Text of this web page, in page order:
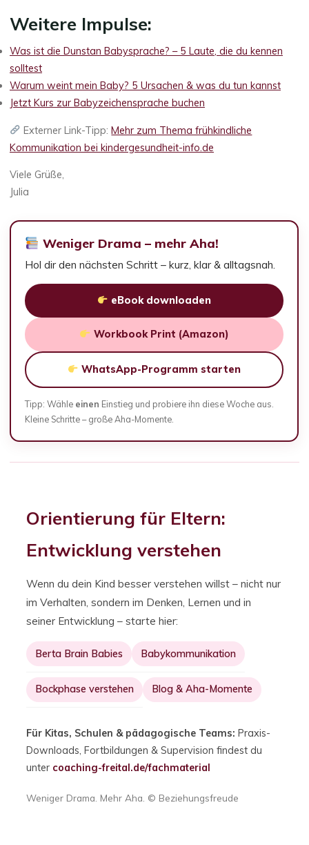
Weitere Impulse:
Was ist die Dunstan Babysprache? – 5 Laute, die du kennen
solltest
Warum weint mein Baby? 5 Ursachen & was du tun kannst
Jetzt Kurs zur Babyzeichensprache buchen
Externer Link-Tipp:Mehr zum Thema frühkindliche
Kommunikation bei kindergesundheit-info.de
Viele Grüße,
Julia
Weniger Drama – mehr Aha!
Hol dir den nächsten Schritt – kurz, klar & alltagsnah.
eBook downloaden
Workbook Print (Amazon)
WhatsApp-Programm starten
Tipp: Wähle einen Einstieg und probiere ihn diese Woche aus.
Kleine Schritte – große Aha-Momente.
Orientierung für Eltern:
Entwicklung verstehen
Wenn du dein Kind besser verstehen willst – nicht nur
im Verhalten, sondern im Denken, Lernen und in
seiner Entwicklung – starte hier:
Berta Brain Babies Babykommunikation
Bockphase verstehen Blog & Aha-Momente
Für Kitas, Schulen & pädagogische Teams: Praxis-
Downloads, Fortbildungen & Supervision findest du
unter coaching-freital.de/fachmaterial
Weniger Drama. Mehr Aha. © Beziehungsfreude